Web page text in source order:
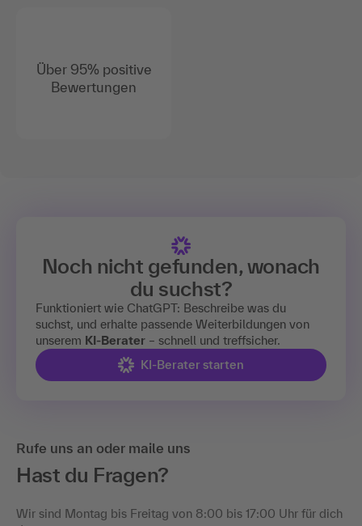
Über 95% positive
Bewertungen
Noch nicht gefunden, wonach
du suchst?
Funktioniert wie ChatGPT: Beschreibe was du
suchst, und erhalte passende Weiterbildungen von
unserem KI-Berater – schnell und treffsicher.
KI-Berater starten
Rufe uns an oder maile uns
Hast du Fragen?
Wir sind Montag bis Freitag von 8:00 bis 17:00 Uhr für dich